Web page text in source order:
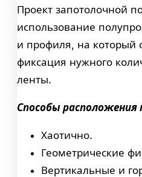
Проект запотолочной
использование
и профиля, на который
фиксация нужного
ленты.
Способы расположения
Хаотично.
Геометрические
Вертикальные и